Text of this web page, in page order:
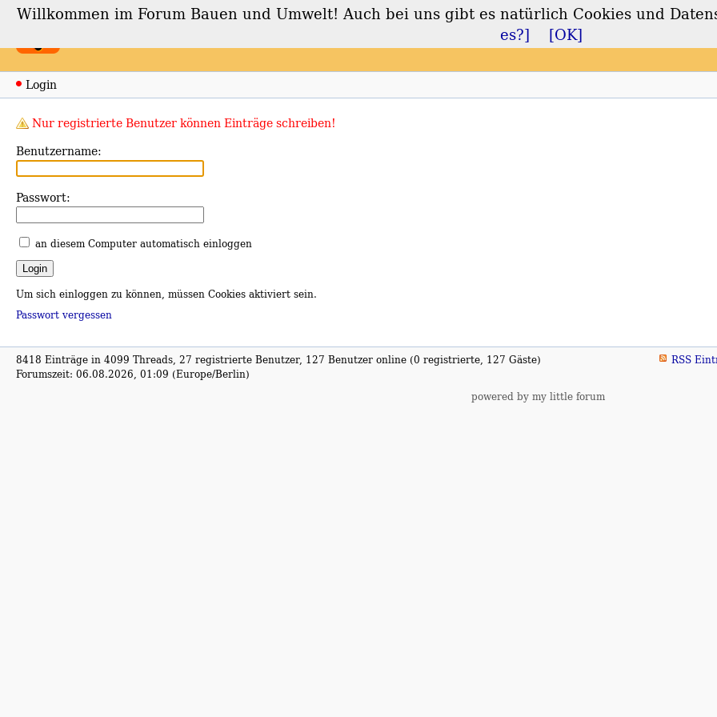
Forum Bauen und Umwelt
Login
Nur registrierte Benutzer können Einträge schreiben!
Benutzername:
Passwort:
an diesem Computer automatisch einloggen
Um sich einloggen zu können, müssen Cookies aktiviert sein.
Passwort vergessen
8418 Einträge in 4099 Threads, 27 registrierte Benutzer, 127 Benutzer online (0 registrierte, 127 Gäste)
Forumszeit: 06.08.2026, 01:09 (Europe/Berlin)
RSS
powered by my little forum
Willkommen im Forum Bauen und Umwelt! Auch bei uns gibt es natürlich Cookies und
es?]
[OK]